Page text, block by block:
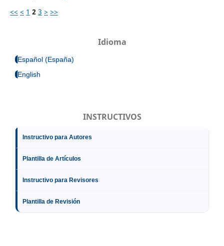
<< < 1 2 3 > >>
Idioma
Español (España)
English
INSTRUCTIVOS
Instructivo para Autores
Plantilla de Artículos
Instructivo para Revisores
Plantilla de Revisión